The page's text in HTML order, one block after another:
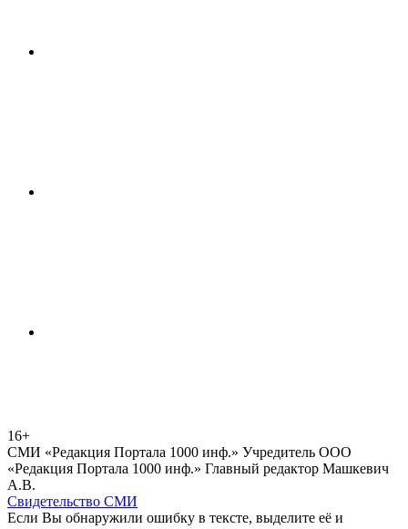
16+
СМИ «Редакция Портала 1000 инф.» Учредитель ООО
«Редакция Портала 1000 инф.» Главный редактор Машкевич
А.В.
Свидетельство СМИ
Если Вы обнаружили ошибку в тексте, выделите её и